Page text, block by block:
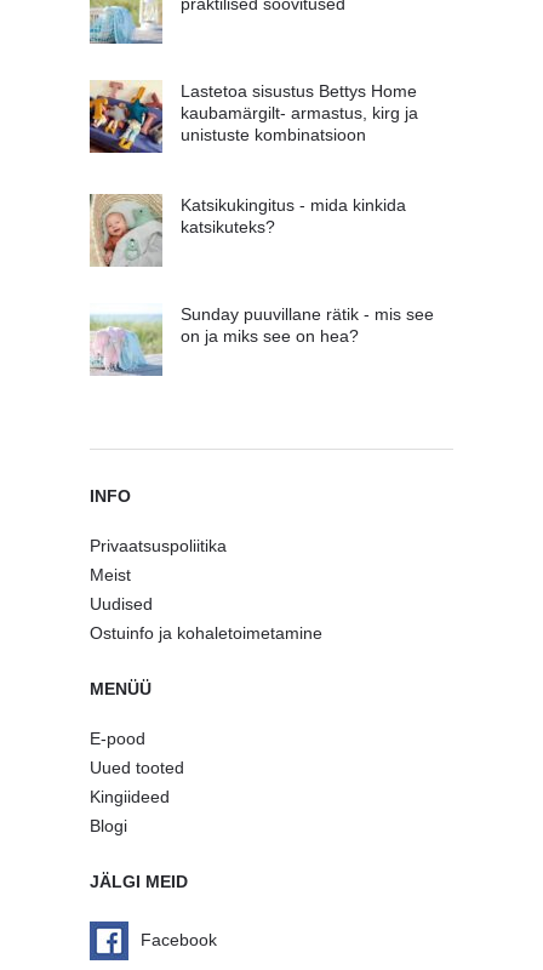
praktilised soovitused
Lastetoa sisustus Bettys Home
kaubamärgilt- armastus, kirg ja
unistuste kombinatsioon
Katsikukingitus - mida kinkida
katsikuteks?
Sunday puuvillane rätik - mis see
on ja miks see on hea?
INFO
Privaatsuspoliitika
Meist
Uudised
Ostuinfo ja kohaletoimetamine
MENÜÜ
E-pood
Uued tooted
Kingiideed
Blogi
JÄLGI MEID
Facebook